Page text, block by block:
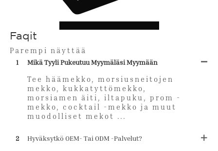
Faqit
Parempi näyttää
1 Mikä Tyyli Pukeutuu Myymäläsi Myymään
Tee häämekko, morsiusneitojen
mekko, kukkatyttömekko,
morsiamen äiti, iltapuku, prom -
mekko, cocktail -mekko ja muut
muodolliset mekot ...
2 Hyväksytkö OEM- Tai ODM -palvelut?